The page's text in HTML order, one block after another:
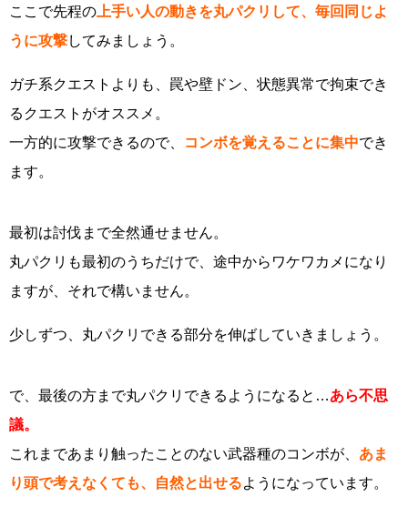
ここで先程の 上手い人の動きを丸パクリして、毎回同じよ
うに攻撃してみましょう。
ガチ系クエストよりも、罠や壁ドン、状態異常で拘束でき
るクエストがオススメ。
一方的に攻撃できるので、
コンボを覚えることに集中でき
ます。
最初は討伐まで全然通せません。
丸パクリも最初のうちだけで、途中からワケワカメになり
ますが、それで構いません。
少しずつ、丸パクリできる部分を伸ばしていきましょう。
で、最後の方まで丸パクリできるようになると…あら不思
議。
これまであまり触ったことのない武器種のコンボが、 あま
り頭で考えなくても、自然と出せるようになっています。